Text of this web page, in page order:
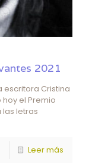
2021
escritora Cristina
el Premio
las letras
Leer más